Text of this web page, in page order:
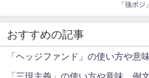
「強ポ
おすすめの記事
「ヘッジファンド」の使い方や意